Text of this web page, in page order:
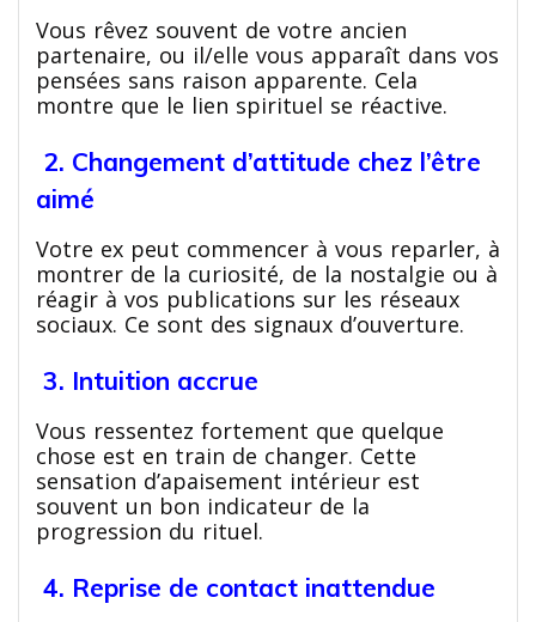
Vous rêvez souvent de votre ancien
partenaire, ou il/elle vous apparaît dans vos
pensées sans raison apparente. Cela
montre que le lien spirituel se réactive.
2. Changement d’attitude chez l’être
aimé
Votre ex peut commencer à vous reparler, à
montrer de la curiosité, de la nostalgie ou à
réagir à vos publications sur les réseaux
sociaux. Ce sont des signaux d’ouverture.
3. Intuition accrue
Vous ressentez fortement que quelque
chose est en train de changer. Cette
sensation d’apaisement intérieur est
souvent un bon indicateur de la
progression du rituel.
4. Reprise de contact inattendue